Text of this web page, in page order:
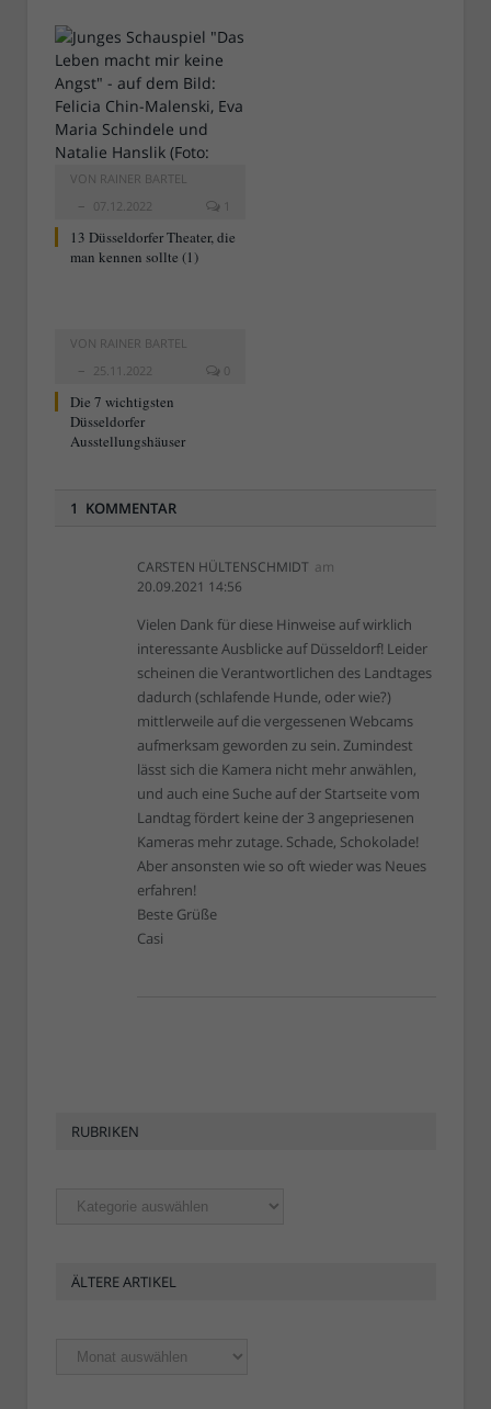
VON RAINER BARTEL
07.12.2022
1
13 Düsseldorfer Theater, die
man kennen sollte (1)
VON RAINER BARTEL
25.11.2022
0
Die 7 wichtigsten
Düsseldorfer
Ausstellungshäuser
1 KOMMENTAR
CARSTEN HÜLTENSCHMIDT am
20.09.2021 14:56
Vielen Dank für diese Hinweise auf wirklich
interessante Ausblicke auf Düsseldorf! Leider
scheinen die Verantwortlichen des Landtages
dadurch (schlafende Hunde, oder wie?)
mittlerweile auf die vergessenen Webcams
aufmerksam geworden zu sein. Zumindest
lässt sich die Kamera nicht mehr anwählen,
und auch eine Suche auf der Startseite vom
Landtag fördert keine der 3 angepriesenen
Kameras mehr zutage. Schade, Schokolade!
Aber ansonsten wie so oft wieder was Neues
erfahren!
Beste Grüße
Casi
RUBRIKEN
Rubriken
ÄLTERE ARTIKEL
Ältere
Artikel